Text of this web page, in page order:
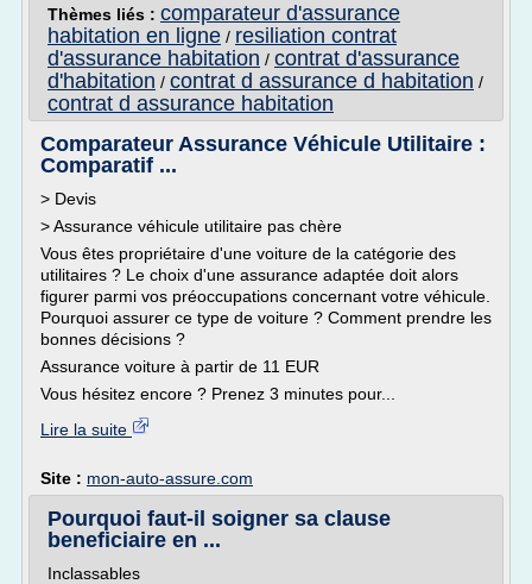
Thèmes liés : comparateur d'assurance
habitation en ligne / resiliation contrat
d'assurance habitation / contrat d'assurance
d'habitation / contrat d assurance d habitation /
contrat d assurance habitation
Comparateur Assurance Véhicule Utilitaire :
Comparatif ...
> Devis
> Assurance véhicule utilitaire pas chère
Vous êtes propriétaire d'une voiture de la catégorie des
utilitaires ? Le choix d'une assurance adaptée doit alors
figurer parmi vos préoccupations concernant votre véhicule.
Pourquoi assurer ce type de voiture ? Comment prendre les
bonnes décisions ?
Assurance voiture à partir de 11 EUR
Vous hésitez encore ? Prenez 3 minutes pour...
Lire la suite
Site : mon-auto-assure.com
Pourquoi faut-il soigner sa clause
beneficiaire en ...
Inclassables